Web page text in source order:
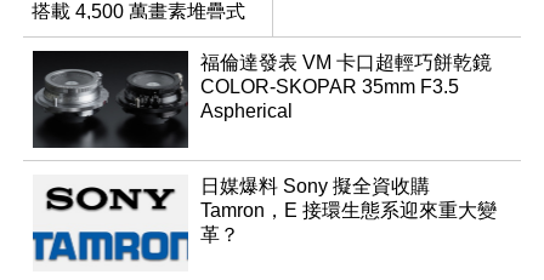
搭載 4,500 萬畫素堆疊式
感光元件？
福倫達發表 VM 卡口超輕巧餅乾鏡
COLOR-SKOPAR 35mm F3.5
Aspherical
日媒爆料 Sony 擬全資收購
Tamron，E 接環生態系迎來重大變
革？